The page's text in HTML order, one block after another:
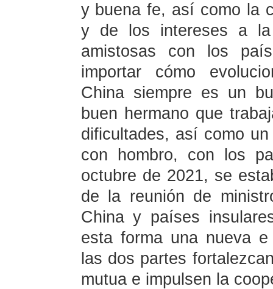
y buena fe, así como la
y de los intereses a la
amistosas con los
importar cómo
China siempre es un
buen hermano que
dificultades, así como
con hombro, con los
octubre de 2021, se
de la reunión de
China y países
esta forma una nueva
las dos partes
mutua e impulsen la